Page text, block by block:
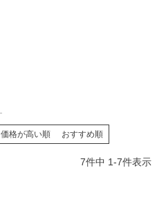
価格が高い順 おすすめ順
7件中 1-7件表示